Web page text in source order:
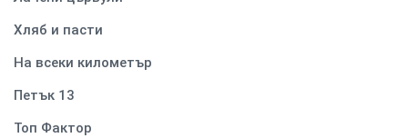
Хляб и пасти
На всеки километър
Петък 13
Топ Фактор